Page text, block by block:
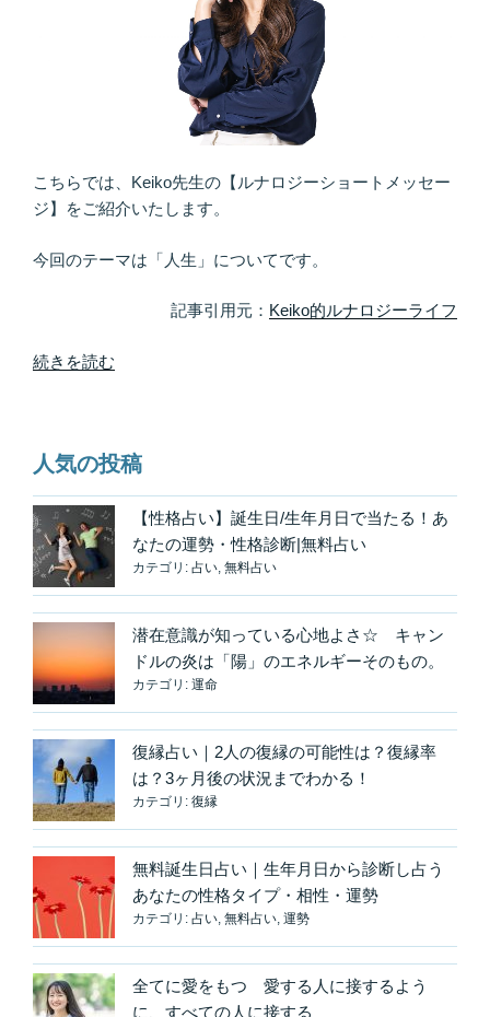
生
き
す
こちらでは、Keiko先生の【ルナロジーショートメッセー
ジ】をご紹介いたします。
今回のテーマは「人生」についてです。
記事引用元： Keiko的ルナロジーライフ
“だ
生
は
オ
モ
シ
ロ
イ
寄
り
道、
ま
わ
り
道
は
発
見
の
宝
庫”
の
続きを読む
人気の投稿
【性格占い】誕生日/生年月日で当たる！あ
なたの運勢・性格診断|無料占い
カテゴリ: 占い, 無料占い
潜在意識が知っている心地よさ☆ キャン
ドルの炎は「陽」のエネルギーそのもの。
カテゴリ: 運命
復縁占い｜2人の復縁の可能性は？復縁率
は？3ヶ月後の状況までわかる！
カテゴリ: 復縁
無料誕生日占い｜生年月日から診断し占う
あなたの性格タイプ・相性・運勢
カテゴリ: 占い, 無料占い, 運勢
全てに愛をもつ 愛する人に接するよう
に、すべての人に接する